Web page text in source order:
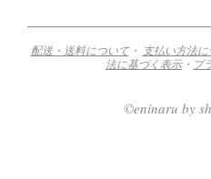
配送・送料について・ 支払い方法
法に基づく表示・ プ
©eninaru by